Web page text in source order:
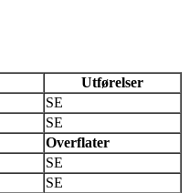
Utførelser
SE
SE
Overflater
SE
SE